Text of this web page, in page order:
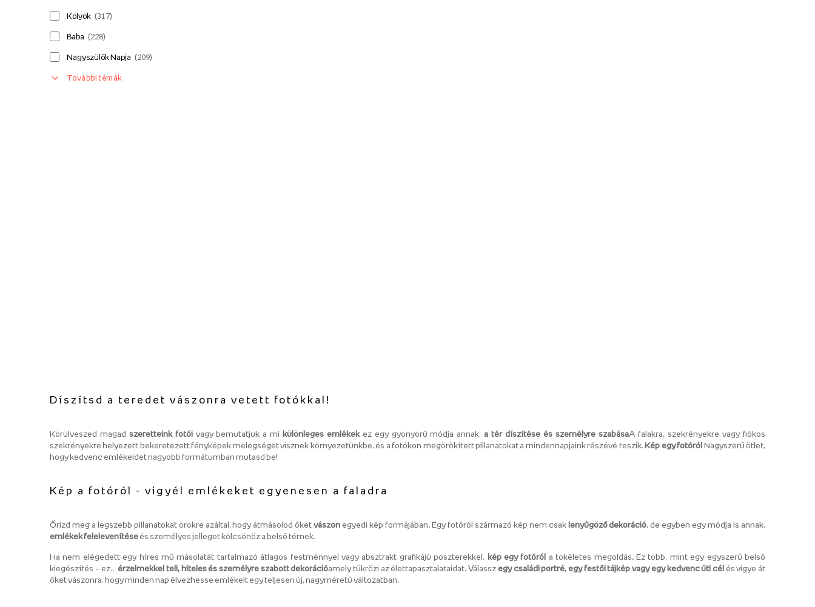
Kölyök (317)
Baba (228)
Nagyszülők Napja (209)
További témák
Díszítsd a teredet vászonra vetett fotókkal!
Körülveszed magad szeretteink fotóivagy bemutatjuk a mi különleges emlékekez egy gyönyörű módja annak,a tér díszítése és személyre szabásaA falakra, szekrényekre vagy fiókos
szekrényekre helyezett bekeretezett fényképek melegséget visznek környezetünkbe, és a fotókon megörökített pillanatokat a mindennapjaink részévé teszik. Kép egy fotóról Nagyszerű ötlet,
hogy kedvenc emlékeidet nagyobb formátumban mutasd be!
Kép a fotóról - vigyél emlékeket egyenesen a faladra
Őrizd meg a legszebb pillanatokat örökre azáltal, hogy átmásolod őketvászon egyedi kép formájában. Egy fotóról származó kép nem csak lenyűgöző dekoráció, de egyben egy módja is annak,
emlékek felelevenítéseés személyes jelleget kölcsönöz a belső térnek.
Ha nem elégedett egy híres mű másolatát tartalmazó átlagos festménnyel vagy absztrakt grafikájú poszterekkel, kép egy fotóról a tökéletes megoldás. Ez több, mint egy egyszerű belső
kiegészítés – ez… érzelmekkel teli, hiteles és személyre szabott dekorációamely tükrözi az élettapasztalataidat. Válassz egy családi portré, egy festői tájkép vagy egy kedvenc úti célés vigye át
őket vászonra, hogy minden nap élvezhesse emlékeit egy teljesen új, nagyméretű változatban.